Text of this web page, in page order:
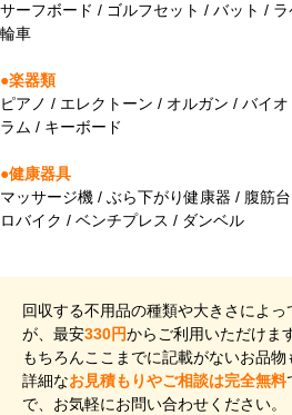
サーフボード / ゴルフセット / バット /
輪車
●楽器類
ピアノ / エレクトーン / オルガン / バイ
ラム / キーボード
●健康器具
マッサージ機 / ぶら下がり健康器 / 腹筋
ロバイク / ベンチプレス / ダンベル
回収する不用品の種類や大きさによ
が、最安330円からご利用いただけま
もちろんここまでに記載がないお品物
詳細なお見積もりやご相談は完全無料
で、お気軽にお問い合わせください。